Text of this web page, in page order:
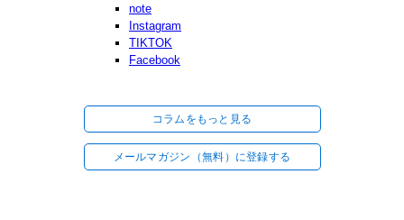
note
Instagram
TIKTOK
Facebook
コラムをもっと見る
メールマガジン（無料）に登録する